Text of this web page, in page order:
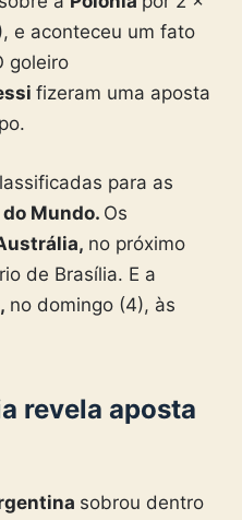
e aconteceu um fato
goleiro
fizeram uma aposta
para as
do Mundo. Os
no próximo
de Brasília. E a
no domingo (4), às
revela aposta
sobrou dentro